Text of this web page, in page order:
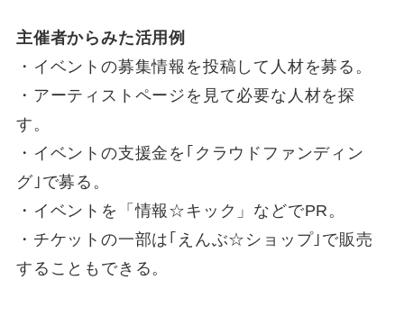
主催者からみた活用例
・イベントの募集情報を投稿して人材を募る。
・アーティストページを見て必要な人材を探
す。
・イベントの支援金を｢クラウドファンディン
グ｣で募る。
・イベントを「情報☆キック」などでPR。
・チケットの一部は｢えんぶ☆ショップ｣で販売
することもできる。